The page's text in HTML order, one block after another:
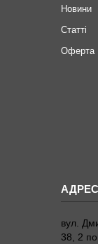
Новини
Статті
Оферта
вул.
38, 2